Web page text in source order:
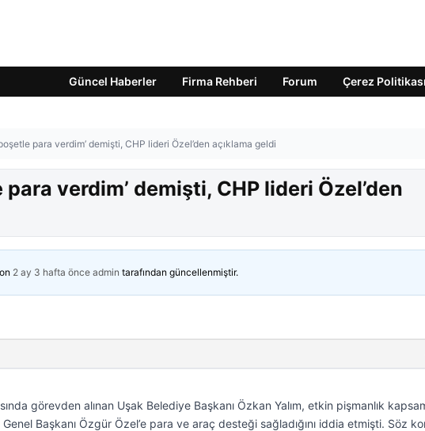
Güncel Haberler Firma Rehberi Forum Çerez Politikası
para verdim’ demişti, CHP lideri Özel’den açıklama geldi
para verdim’ demişti, CHP lideri Özel’den
2 ay 3 hafta önce admin tarafından güncellenmiştir.
görevden alınan Uşak Belediye Başkanı Özkan Yalım, etkin pişmanlık
Başkanı Özgür Özel’e para ve araç desteği sağladığını iddia etmişti. Söz